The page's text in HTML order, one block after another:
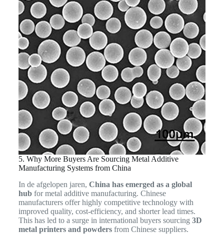
5. Why More Buyers Are Sourcing Metal Additive
Manufacturing Systems from China
In de afgelopen jaren, China has emerged as a global
hubfor metal additive manufacturing. Chinese
manufacturers offer highly competitive technology with
improved quality, cost-efficiency, and shorter lead times.
This has led to a surge in international buyers sourcing 3D
metal printers and powdersfrom Chinese suppliers.